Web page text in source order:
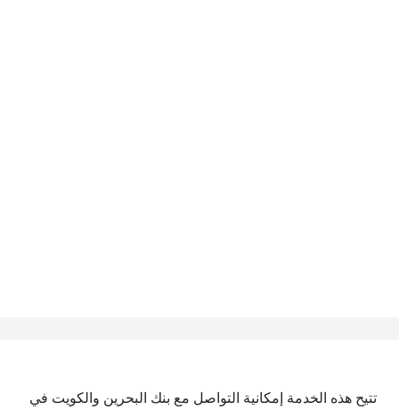
تتيح هذه الخدمة إمكانية التواصل مع بنك البحرين والكويت في